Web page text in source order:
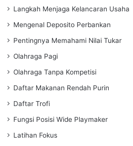
Langkah Menjaga Kelancaran Usaha
Mengenal Deposito Perbankan
Pentingnya Memahami Nilai Tukar
Olahraga Pagi
Olahraga Tanpa Kompetisi
Daftar Makanan Rendah Purin
Daftar Trofi
Fungsi Posisi Wide Playmaker
Latihan Fokus